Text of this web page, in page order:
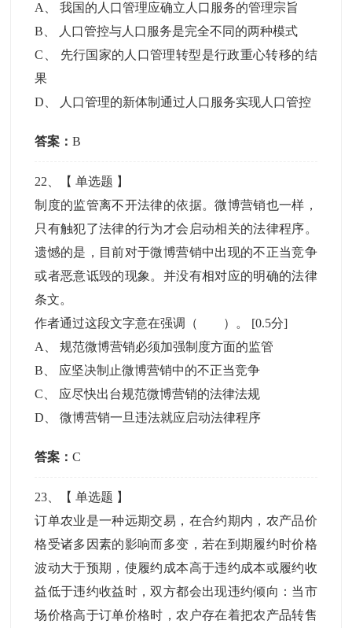
A
、我国的人口管理应确立人口服务的管理宗旨
B
人口管控与人口服务是完全不同的两种模式
C
先行国家的人口管理转型是行政重心转移的结
果
D
人口管理的新体制通过人口服务实现人口管控
答案：B
22 、【单选题 】
制度的监管离不开法律的依据。微博营销也一样，
只有触犯了法律的行为才会启动相关的法律程序。
遗憾的是，目前对于微博营销中出现的不正当竞争
或者恶意诋毁的现象。并没有相对应的明确的法律
条文。
作者通过这段文字意在强调（ ）。 [0.5分]
A
、规范微博营销必须加强制度方面的监管
B
应坚决制止微博营销中的不正当竞争
C
应尽快出台规范微博营销的法律法规
D 、微博营销一旦违法就应启动法律程序
答案：C
23 、【单选题 】
订单农业是一种远期交易，在合约期内，农产品价
格受诸多因素的影响而多变，若在到期履约时价格
波动大于预期，使履约成本高于违约成本或履约收
益低于违约收益时，双方都会出现违约倾向：当市
场价格高于订单价格时，农户存在着把农产品转售